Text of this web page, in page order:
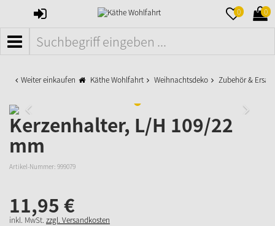
ANMELDEN 0 0
MENÜ
Weiter einkaufen Käthe Wohlfahrt Weihnachtsdeko Zubehör &
Kerzenhalter, L/H 109/22
mm
Artikel-Nummer: 999079
11,95 €
inkl. MwSt. zzgl. Versandkosten